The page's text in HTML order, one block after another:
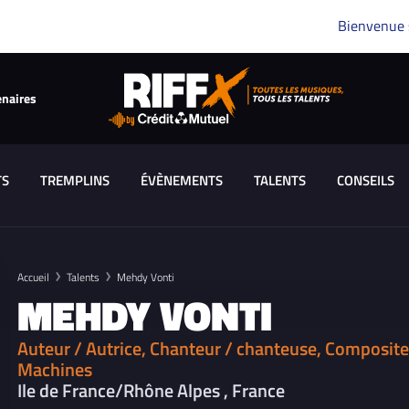
Bienvenue
TREMPLINS ÉVÈNEMENTS TALENTS CONSEILS
Accueil Talents Mehdy Vonti
MEHDY VONTI
Auteur / Autrice, Chanteur / chanteuse,
Machines
Ile de France/Rhône Alpes , France